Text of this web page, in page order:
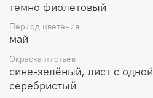
темно фиолетовый
Период цветения
май
Окраска листьев
сине-зелёный, лист с
серебристый